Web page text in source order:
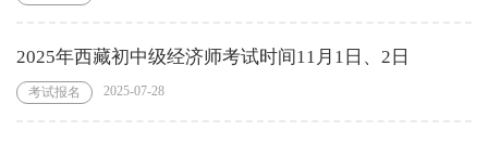
2025年西藏初中级经济师考试时间11月1日、2日
考试报名 2025-07-28